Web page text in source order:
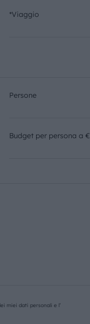
*Viaggio
Persone
Budget per persona a €
miei dati personali e l’